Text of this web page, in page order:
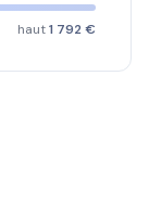
haut1 792 €